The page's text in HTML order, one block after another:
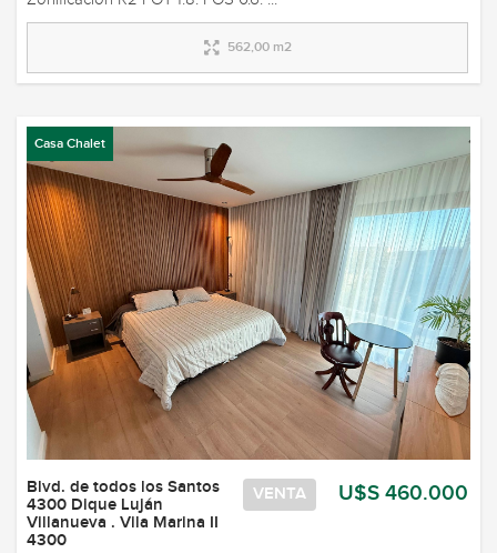
562,00 m2
Casa Chalet
U$S 460.000
VENTA
Blvd. de todos los Santos
4300 Dique Luján
Villanueva . Vila Marina II
4300